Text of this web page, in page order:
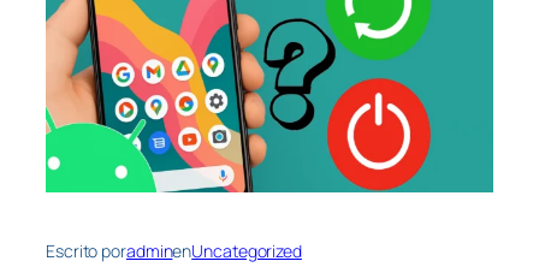
Escrito poradminenUncategorized